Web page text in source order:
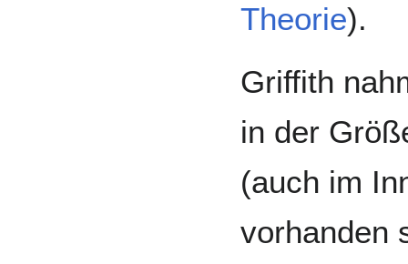
Theorie).
Griffith
in der
(auch im
vorhanden